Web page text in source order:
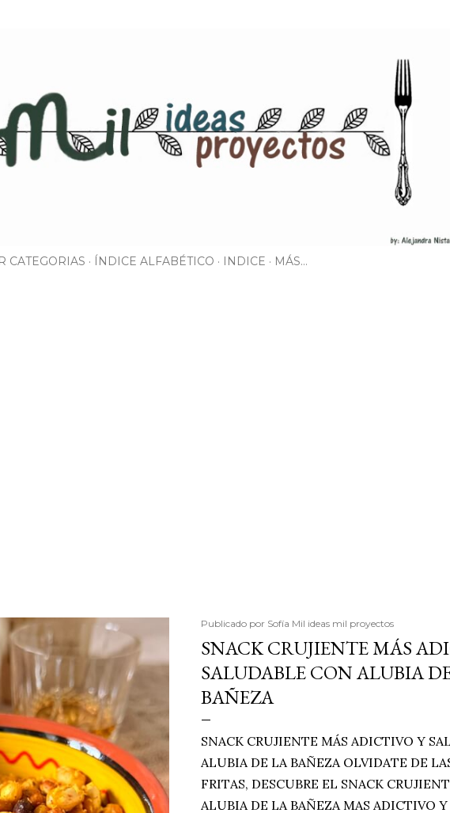
CATEGORIAS ÍNDICE ALFABÉTICO INDICE MÁS…
Publicado por Sofía Mil ideas mil proyectos
SNACK CRUJIENTE MÁS
SALUDABLE CON ALUBIA
BAÑEZA
SNACK CRUJIENTE MÁS ADICTIVO Y
ALUBIA DE LA BAÑEZA OLVIDATE DE
FRITAS, DESCUBRE EL SNACK
ALUBIA DE LA BAÑEZA MAS ADICTIVO